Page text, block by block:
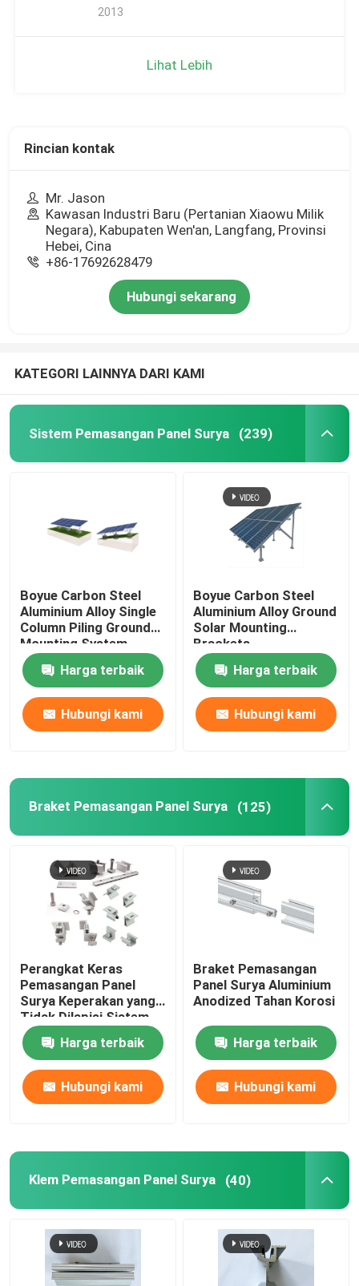
Produk
Tentang kami
2013
Lihat Lebih
Rincian kontak
Mr. Jason
Kawasan Industri Baru (Pertanian Xiaowu Milik
Negara), Kabupaten Wen'an, Langfang, Provinsi
Hebei, Cina
+86-17692628479
Hubungi sekarang
KATEGORI LAINNYA DARI KAMI
Sistem Pemasangan Panel Surya (239)
Boyue Carbon Steel
Aluminium Alloy Single
Column Piling Ground
Mounting System
Harga terbaik
Hubungi kami
Boyue Carbon Steel
Aluminium Alloy Ground
Solar Mounting
Brackets
Harga terbaik
Hubungi kami
Braket Pemasangan Panel Surya (125)
Perangkat Keras
Pemasangan Panel
Surya Keperakan yang
Tidak Dilapisi Sistem
Pemasangan Surya
Tanah Aluminium
Harga terbaik
Hubungi kami
Braket Pemasangan
Panel Surya Aluminium
Anodized Tahan Korosi
Harga terbaik
Hubungi kami
Klem Pemasangan Panel Surya (40)